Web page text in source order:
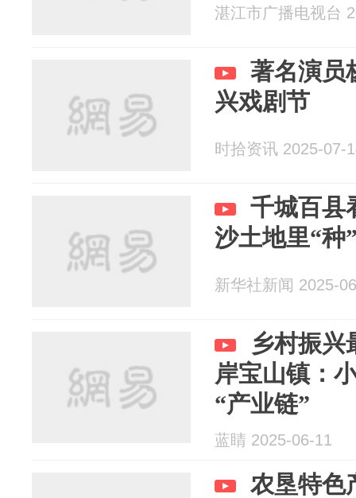
湛江市广播电视台
著名演员
兴戏剧节
时拾资讯 2025-07-
千城百县
沙土地里“种
新华社新闻 2025-
乡村振兴
岸宝山镇：
“产业链”
蓝睛 2025-06-11
农垦特色